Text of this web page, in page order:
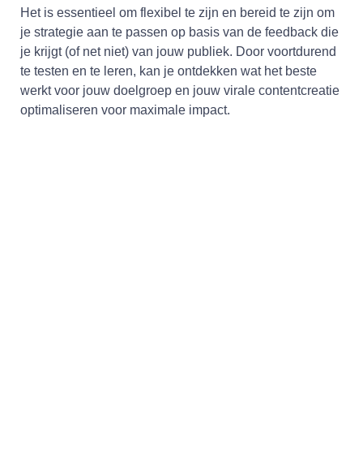
Het is essentieel om flexibel te zijn en bereid te zijn om
je strategie aan te passen op basis van de feedback die
je krijgt (of net niet) van jouw publiek. Door voortdurend
te testen en te leren, kan je ontdekken wat het beste
werkt voor jouw doelgroep en jouw virale contentcreatie
optimaliseren voor maximale impact.